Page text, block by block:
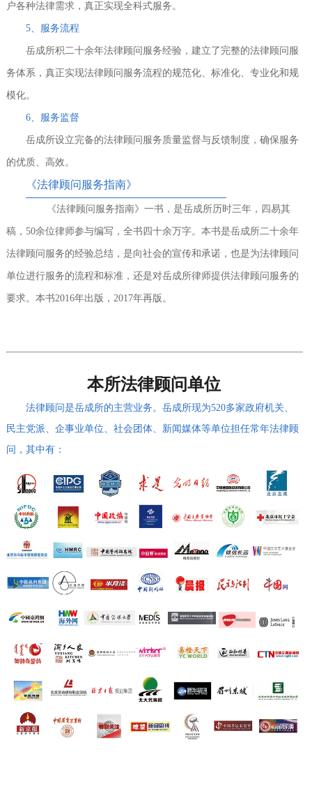
户各种法律需求，真正实现全科式服务。
5、服务流程
岳成所积二十余年法律顾问服务经验，建立了完整的法律顾问服
务体系，真正实现法律顾问服务流程的规范化、标准化、专业化和规
模化。
6、服务监督
岳成所设立完备的法律顾问服务质量监督与反馈制度，确保服务
的优质、高效。
《法律顾问服务指南》
《法律顾问服务指南》一书，是岳成所历时三年，四易其
稿，50余位律师参与编写，全书四十余万字。本书是岳成所二十余年
法律顾问服务的经验总结，是向社会的宣传和承诺，也是为法律顾问
单位进行服务的流程和标准，还是对岳成所律师提供法律顾问服务的
要求。本书2016年出版，2017年再版。
本所法律顾问单位
法律顾问是岳成所的主营业务。岳成所现为520多家政府机关、
民主党派、企事业单位、社会团体、新闻媒体等单位担任常年法律顾
问，其中有：